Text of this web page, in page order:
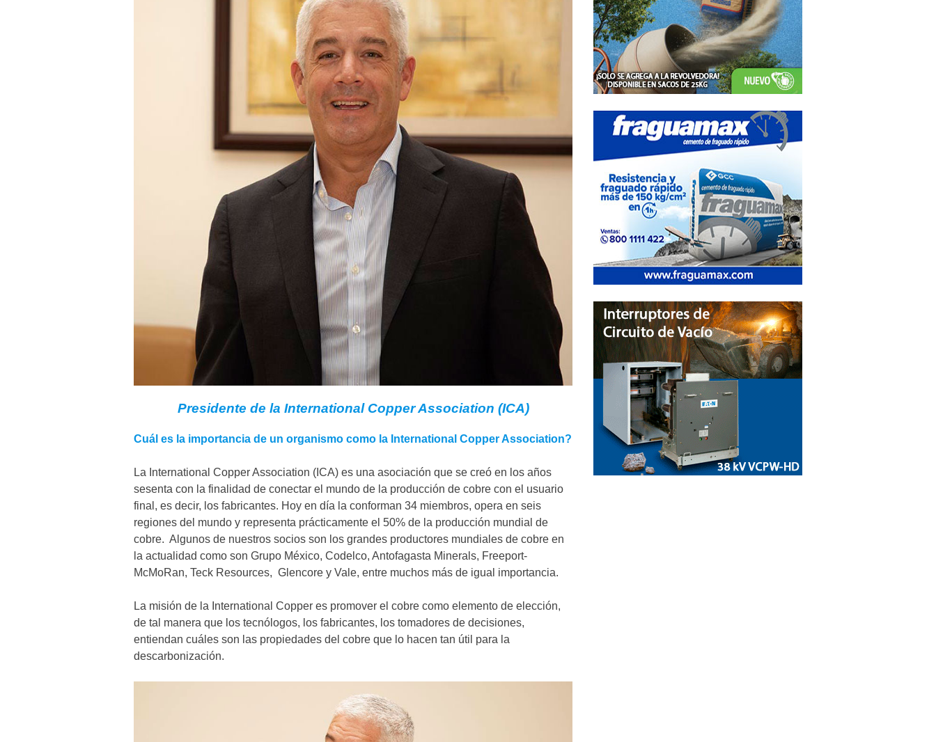
Presidente de la International Copper Association (ICA)
Cuál es la importancia de un organismo como la International Copper Association?
La International Copper Association (ICA) es una asociación que se creó en los años
sesenta con la finalidad de conectar el mundo de la producción de cobre con el usuario
final, es decir, los fabricantes. Hoy en día la conforman 34 miembros, opera en seis
regiones del mundo y representa prácticamente el 50% de la producción mundial de
cobre. Algunos de nuestros socios son los grandes productores mundiales de cobre en
la actualidad como son Grupo México, Codelco, Antofagasta Minerals, Freeport-
McMoRan, Teck Resources, Glencore y Vale, entre muchos más de igual importancia.
La misión de la International Copper es promover el cobre como elemento de elección,
de tal manera que los tecnólogos, los fabricantes, los tomadores de decisiones,
entiendan cuáles son las propiedades del cobre que lo hacen tan útil para la
descarbonización.